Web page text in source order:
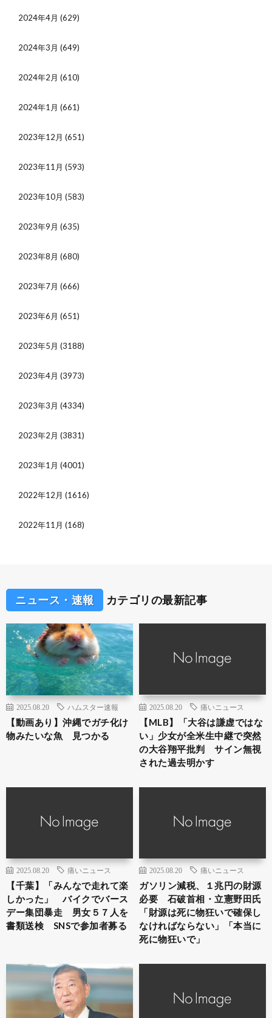
2024年4月 (629)
2024年3月 (649)
2024年2月 (610)
2024年1月 (661)
2023年12月 (651)
2023年11月 (593)
2023年10月 (583)
2023年9月 (635)
2023年8月 (680)
2023年7月 (666)
2023年6月 (651)
2023年5月 (3188)
2023年4月 (3973)
2023年3月 (4334)
2023年2月 (3831)
2023年1月 (4001)
2022年12月 (1616)
2022年11月 (168)
ニュース・速報 カテゴリの最新記事
2025.08.20 ハムスター速報
【動画あり】沖縄でガチ化け
物みたいな魚 見つかる
2025.08.20 痛いニュース
【MLB】「大谷は謙虚ではな
い」少女が全米生中継で突然
の大谷翔平批判 サイン無視
された過去明かす
2025.08.20 痛いニュース
【千葉】「みんなで走れて楽
しかった」 バイクでバース
デー集団暴走 男女５７人を
書類送検 SNSで参加者募る
2025.08.20 痛いニュース
ガソリン減税、１兆円の財源
必要 石破首相・立憲野田氏
「財源は死に物狂いで確保し
なければならない」「本当に
死に物狂いで」